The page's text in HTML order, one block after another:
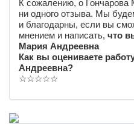
К сожалению, о
ни одного отзыва. Мы
и благодарны, если вы
мнением и написать, что
Мария Андреевна
Как вы оцениваете
Андреевна?
☆☆☆☆☆